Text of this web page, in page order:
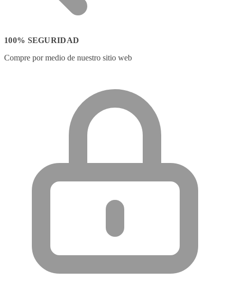
100% SEGURIDAD
Compre por medio de nuestro sitio web